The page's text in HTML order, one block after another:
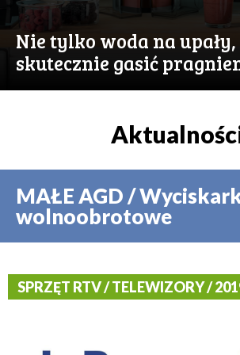
Nie tylko woda na
skutecznie gasić
MAŁE AGD /
wolnoobrotowe
SPRZĘT RTV / TELEWIZORY /